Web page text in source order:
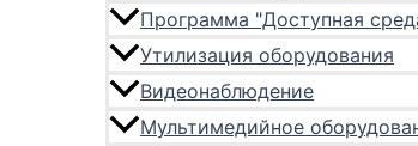
Программа "Доступная
Утилизация оборудования
Видеонаблюдение
Мультимедийное